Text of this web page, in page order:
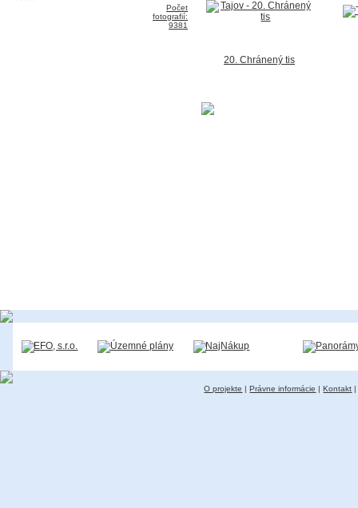
Počet
fotografií:
9381
20. Chránený tis
O projekte |Právne informácie |Kontakt